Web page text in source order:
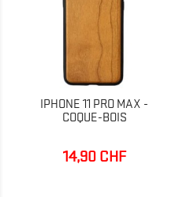
IPHONE 11 PRO MAX -
COQUE-BOIS
Prix
14,90 CHF